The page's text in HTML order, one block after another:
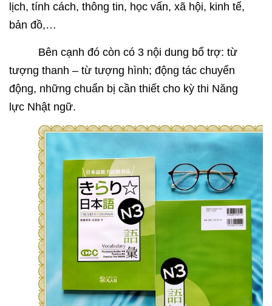
lịch, tính cách, thông tin, học vấn, xã hội, kinh tế,
bản đồ,…
Bên cạnh đó còn có 3 nội dung bổ trợ: từ
tượng thanh – từ tượng hình; động tác chuyển
động, những chuẩn bị cần thiết cho kỳ thi Năng
lực Nhật ngữ.